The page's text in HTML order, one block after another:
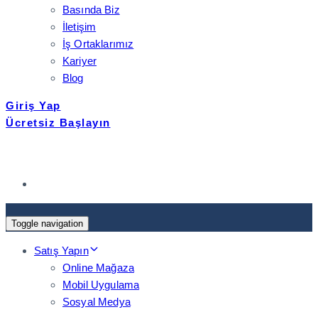
Basında Biz
İletişim
İş Ortaklarımız
Kariyer
Blog
Giriş Yap
Ücretsiz Başlayın
Toggle navigation
Satış Yapın
Online Mağaza
Mobil Uygulama
Sosyal Medya